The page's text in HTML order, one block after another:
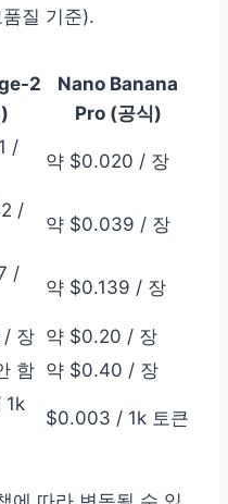
질 기준).
2
Nano Banana
Pro (공식)
/
약 $0.020 / 장
/
약 $0.039 / 장
/
약 $0.139 / 장
/ 장 약 $0.20 / 장
함 약 $0.40 / 장
$0.003 / 1k 토큰